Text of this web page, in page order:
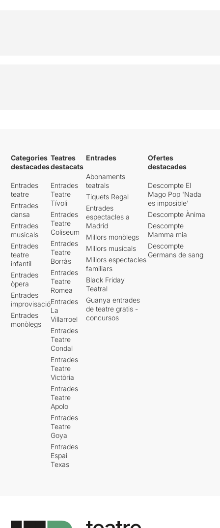
Categories
destacades
Entrades
teatre
Entrades
dansa
Entrades
musicals
Entrades
teatre
infantil
Entrades
òpera
Entrades
improvisació
Entrades
monòlegs
Teatres
destacats
Entrades
Teatre
Tívoli
Entrades
Teatre
Coliseum
Entrades
Teatre
Borràs
Entrades
Teatre
Romea
Entrades
La
Villarroel
Entrades
Teatre
Condal
Entrades
Teatre
Victòria
Entrades
Teatre
Apolo
Entrades
Teatre
Goya
Entrades
Espai
Texas
Entrades
Abonaments
teatrals
Tiquets Regal
Entrades
espectacles a
Madrid
Millors monòlegs
Millors musicals
Millors espectacles
familiars
Black Friday
Teatral
Guanya entrades
de teatre gratis -
concursos
Ofertes
destacades
Descompte El
Mago Pop 'Nada
es imposible'
Descompte Ànima
Descompte
Mamma mia
Descompte
Germans de sang